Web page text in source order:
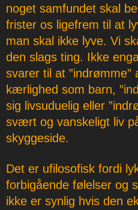
noget samfundet skal
frister os ligefrem til at
man skal ikke lyve. Vi
den slags ting. Ikke
svarer til at
kærlighed som barn,
sig livsuduelig eller
svært og vanskeligt liv
skyggeside.
Det er ufilosofisk fordi
forbigående følelser og
ikke er synlig hvis den